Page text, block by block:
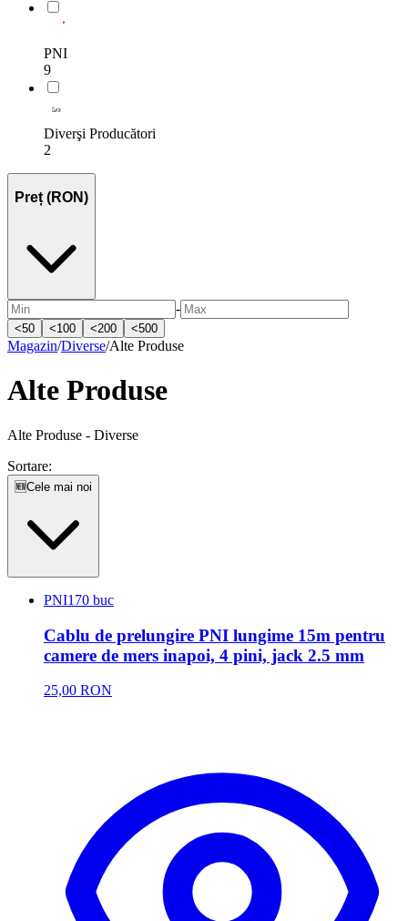
PNI
9
Diverşi Producători
2
Preț (RON)
-
<50 <100 <200 <500
Magazin/Diverse/Alte Produse
Alte Produse
Alte Produse - Diverse
Sortare:
🆕Cele mai noi
PNI170 buc
Cablu de prelungire PNI lungime 15m pentru
camere de mers inapoi, 4 pini, jack 2.5 mm
25,00 RON